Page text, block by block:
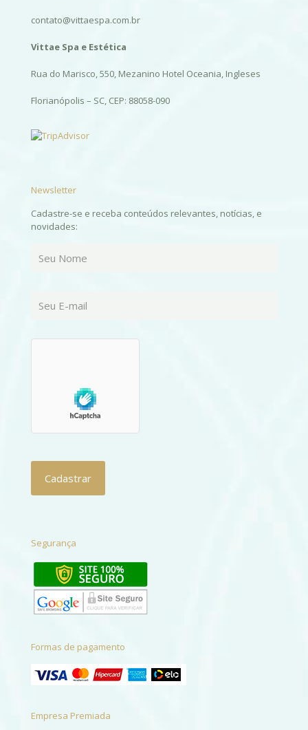
contato@vittaespa.com.br
Vittae Spa e Estética
Rua do Marisco, 550, Mezanino Hotel Oceania, Ingleses
Florianópolis – SC, CEP: 88058-090
Newsletter
Cadastre-se e receba conteúdos relevantes, notícias, e
novidades:
Segurança
Formas de pagamento
Empresa Premiada